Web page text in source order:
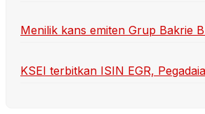
Menilik kans emiten Grup Bakrie
KSEI terbitkan ISIN EGR,